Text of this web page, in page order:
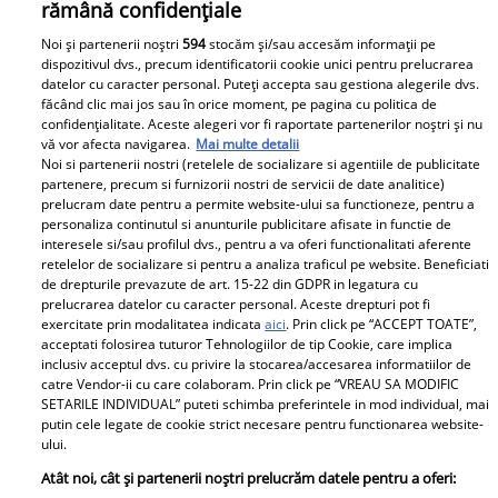
Urmărește-ne pe Facebook Like
Pariază responsabil! Decizia ONJN nr. 821/25.09.2025.
Jocurile de noroc sunt interzise minorilor.
Despre Unica.ro
Publicitate
Echipa Unica.ro
Știri
GSP
Avantaje
rămână confidențiale
Noi și partenerii noștri594stocăm și/sau accesăm informații pe
dispozitivul dvs., precum identificatorii cookie unici pentru prelucrarea
datelor cu caracter personal. Puteți accepta sau gestiona alegerile dvs.
făcând clic mai jos sau în orice moment, pe pagina cu politica de
confidențialitate. Aceste alegeri vor fi raportate partenerilor noștri și nu
vă vor afecta navigarea. Mai multe detalii
Noi si partenerii nostri (retelele de socializare si agentiile de publicitate
partenere, precum si furnizorii nostri de servicii de date analitice)
prelucram date pentru a permite website-ului sa functioneze, pentru a
personaliza continutul si anunturile publicitare afisate in functie de
interesele si/sau profilul dvs., pentru a va oferi functionalitati aferente
retelelor de socializare si pentru a analiza traficul pe website. Beneficiati
de drepturile prevazute de art. 15-22 din GDPR in legatura cu
prelucrarea datelor cu caracter personal. Aceste drepturi pot fi
exercitate prin modalitatea indicataaici. Prin click pe “ACCEPT TOATE”,
acceptati folosirea tuturor Tehnologiilor de tip Cookie, care implica
inclusiv acceptul dvs. cu privire la stocarea/accesarea informatiilor de
catre Vendor-ii cu care colaboram. Prin click pe “VREAU SA MODIFIC
SETARILE INDIVIDUAL” puteti schimba preferintele in mod individual, mai
putin cele legate de cookie strict necesare pentru functionarea website-
ului.
Atât noi, cât și partenerii noștri prelucrăm datele pentru a oferi: